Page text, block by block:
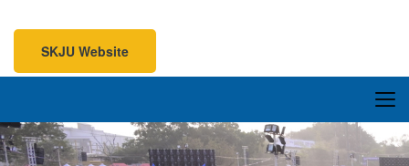
SKJU Website
SKJU Website